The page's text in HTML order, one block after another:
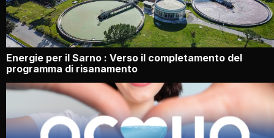
Energie per il Sarno : Verso il completamento del
programma di risanamento